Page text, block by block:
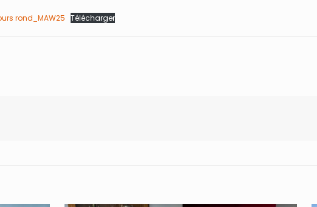
rond_MAW25 Télécharger